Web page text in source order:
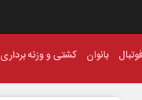
فوتبال بانوان کشتی و وزنه برداری